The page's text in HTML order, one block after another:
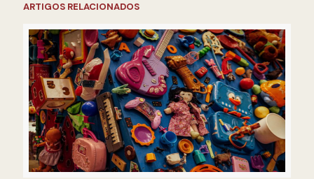
ARTIGOS RELACIONADOS